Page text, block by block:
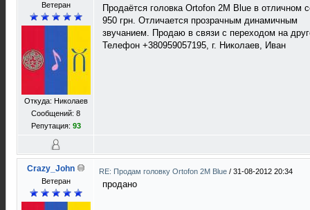
Ветеран
Откуда: Николаев
Сообщений: 8
Репутация: 93
Продаётся головка Ortofon 2M Blue в отличном
950 грн. Отличается прозрачным динамичным
звучанием. Продаю в связи с переходом на
Телефон +380959057195, г. Николаев, Иван
Crazy_John
Ветеран
RE: Продам головку Ortofon 2M Blue / 31-08-2012 20:34
продано